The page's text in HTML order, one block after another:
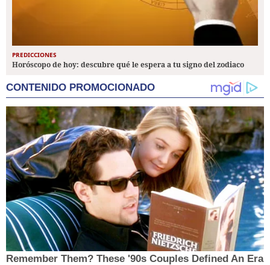
PREDICCIONES
Horóscopo de hoy: descubre qué le espera a tu signo del zodiaco
CONTENIDO PROMOCIONADO
Remember Them? These '90s Couples Defined An Era